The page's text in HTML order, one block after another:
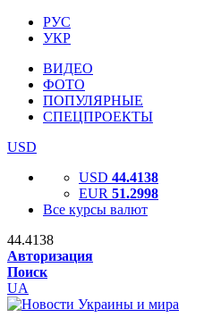
РУС
УКР
ВИДЕО
ФОТО
ПОПУЛЯРНЫЕ
СПЕЦПРОЕКТЫ
USD
USD 44.4138
EUR 51.2998
Все курсы валют
44.4138
Авторизация
Поиск
UA